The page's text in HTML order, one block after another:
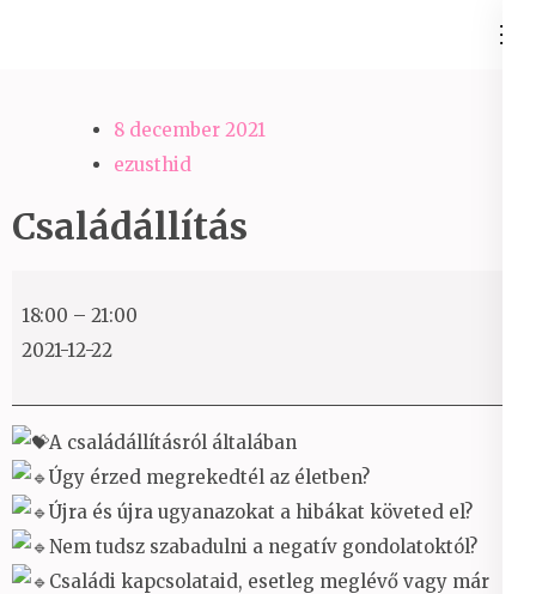
8 december 2021
ezusthid
Családállítás
18:00 – 21:00
2021-12-22
A családállításról általában
Úgy érzed megrekedtél az életben?
Újra és újra ugyanazokat a hibákat követed el?
Nem tudsz szabadulni a negatív gondolatoktól?
Családi kapcsolataid, esetleg meglévő vagy már